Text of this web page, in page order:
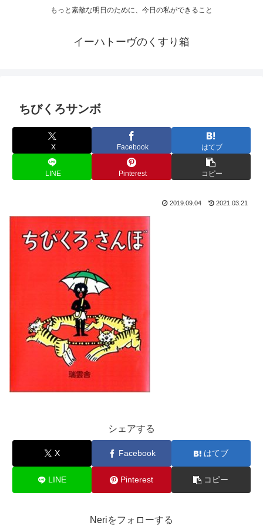
もっと素敵な明日のために、今日の私ができること
イーハトーヴのくすり箱
ちびくろサンボ
X Facebook はてブ
LINE Pinterest コピー
2019.09.04 2021.03.21
シェアする
X Facebook はてブ
LINE Pinterest コピー
Neriをフォローする